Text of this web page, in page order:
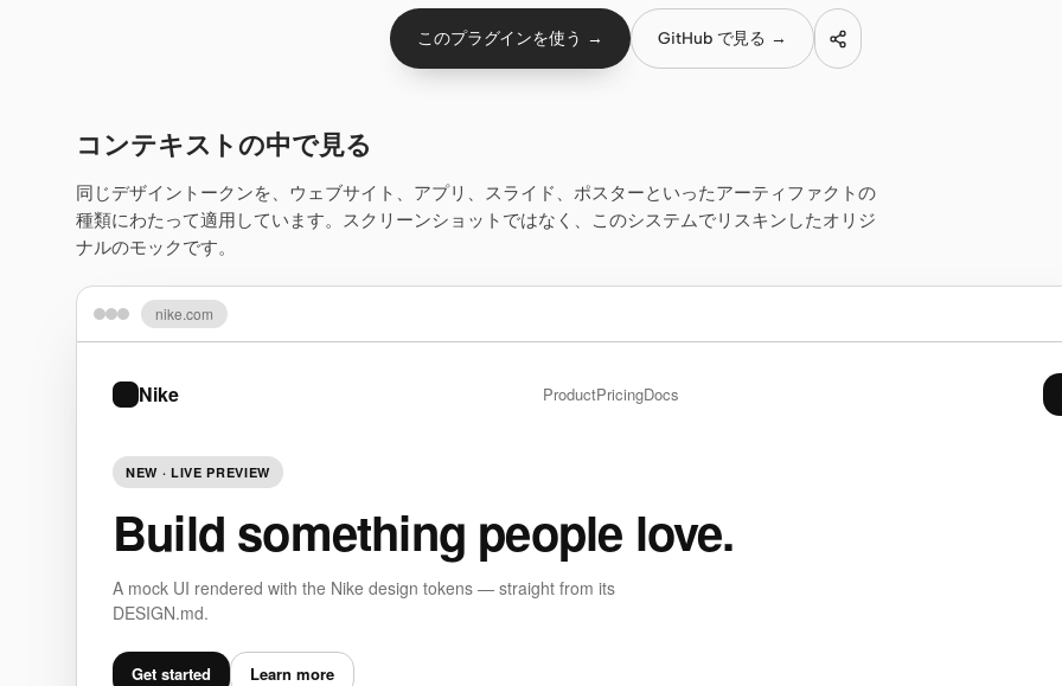
このプラグインを使う → GitHub で見る →
コンテキストの中で見る
同じデザイントークンを、ウェブサイト、アプリ、スライド、ポスターといったアーティファクトの
種類にわたって適用しています。スクリーンショットではなく、このシステムでリスキンしたオリジ
ナルのモックです。
nike.com
Nike ProductPricingDocs
NEW · LIVE PREVIEW
Build something people love.
A mock UI rendered with the Nike design tokens — straight from its
DESIGN.md.
Get started Learn more